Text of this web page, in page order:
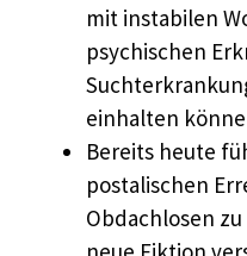
mit instabilen
psychischen
einhalten
Bereits heute
postalischen
Obdachlosen